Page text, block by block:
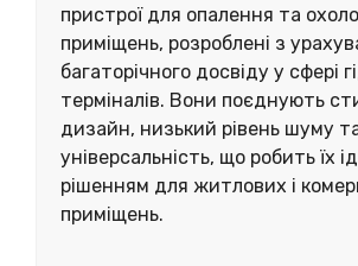
пристрої для опалення та
приміщень, розроблені з
багаторічного досвіду у сфері
терміналів. Вони поєднують
дизайн, низький рівень шуму
універсальність, що робить їх
рішенням для житлових і
приміщень.